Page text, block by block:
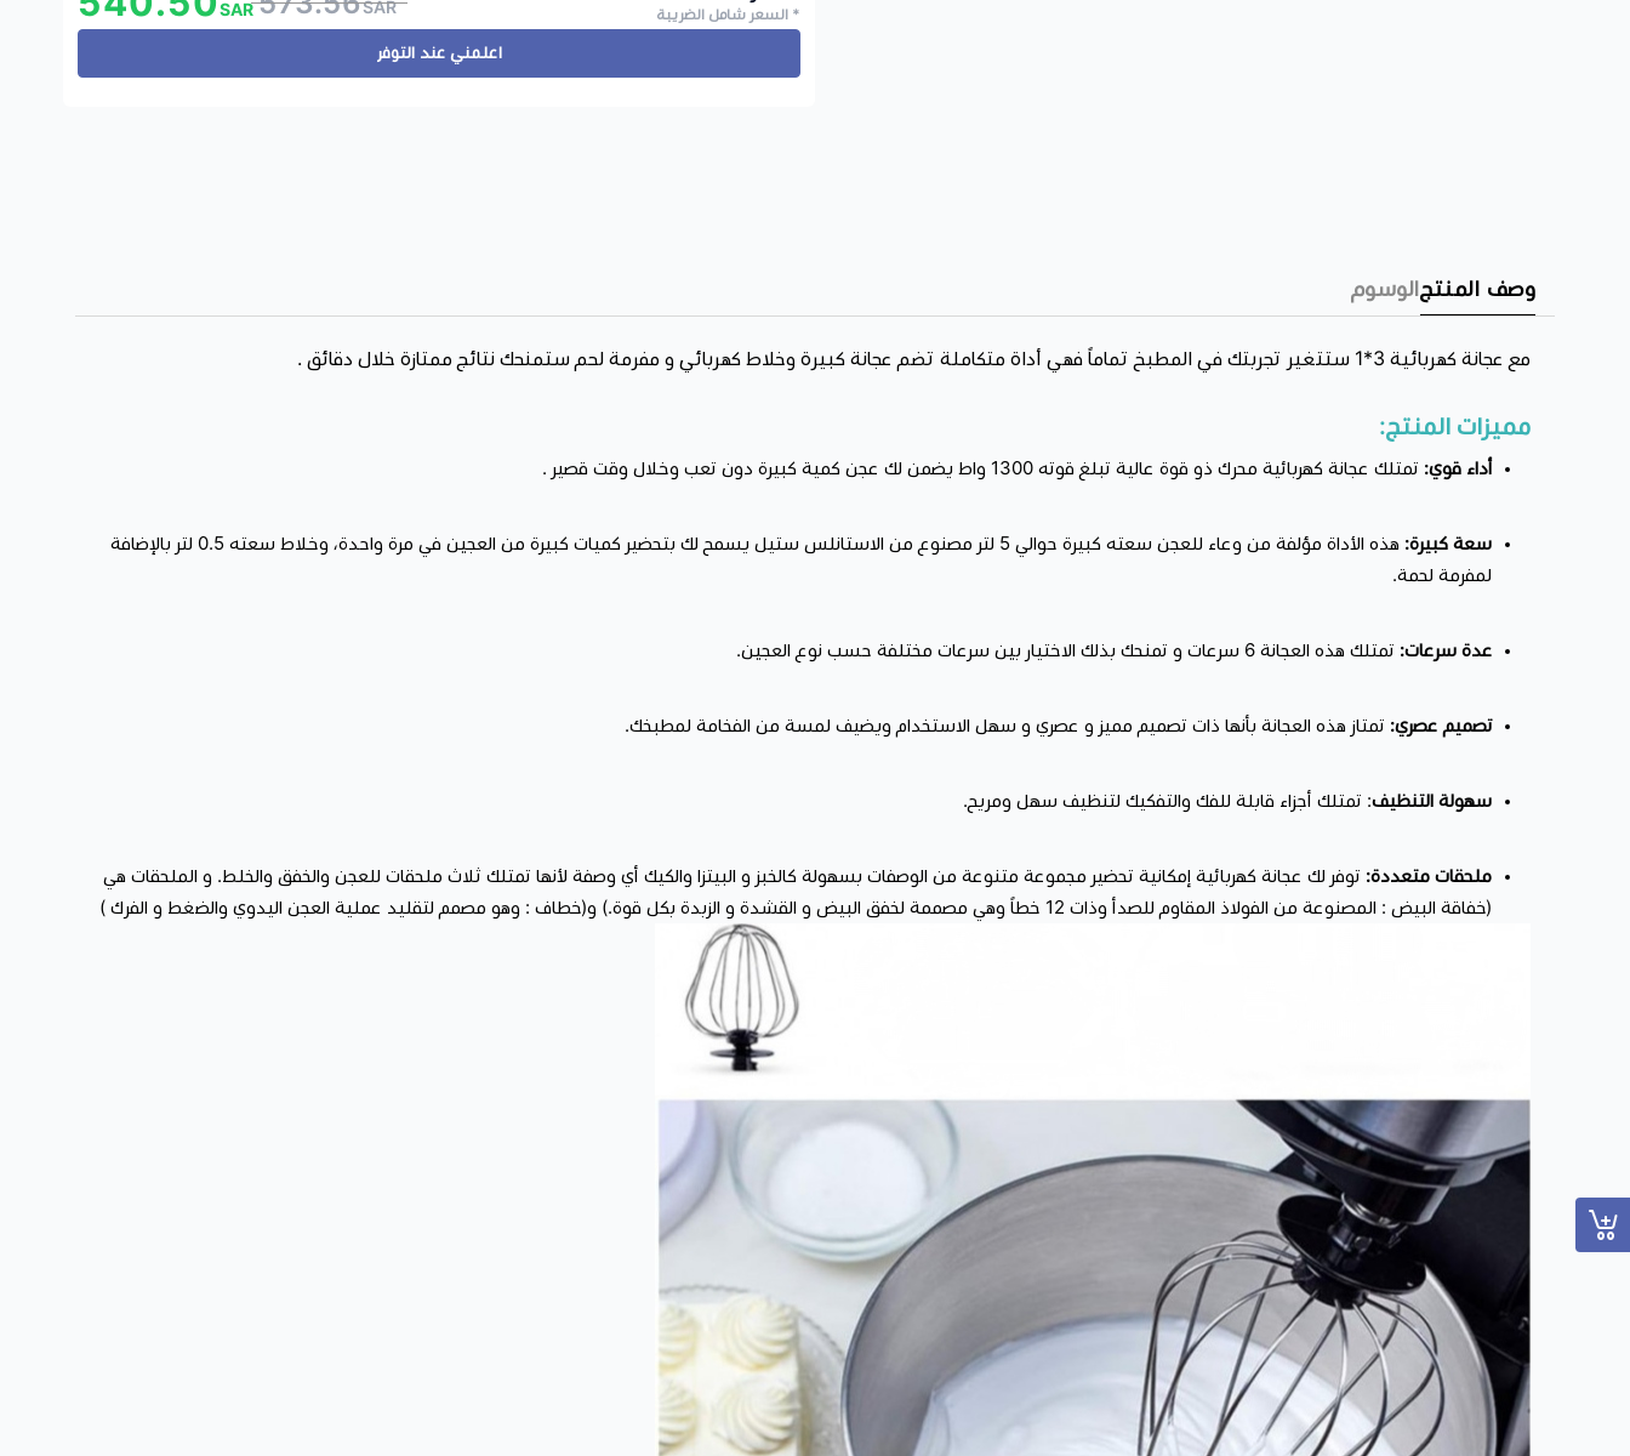
ملحقات متعددة:توفر لك عجانة كهربائية إمكانية تحضير مجموعة متنوعة من الوصفات بسهولة
كالخبز و البيتزا والكيك أي وصفة لأنها تمتلك ثلاث ملحقات للعجن والخفق والخلط. و الملحقات هي
أهم النقاط البارزة :
سعة الخلاط : 1.5 لتر
الضمان ضمان الوكيل سنتين
المقبس ثلاثي
لا تفوت الفرصة بالحصول على عجانة كهربائية من متجر
قلاية هوائية
* السعر شامل الضريبة SAR
SAR
اعلمني عند التوفر
وصف المنتجالوسوم
مع عجانة كهربائية 3*1 ستتغير تجربتك في المطبخ تماماً فهي أداة متكاملة تضم عجانة كبيرة وخلاط كهربائي و مفرمة لحم ستمنحك نتائج ممتازة خلال دقائق .
مميزات المنتج:
أداء قوي: تمتلك عجانة كهربائية محرك ذو قوة عالية تبلغ قوته 1300 واط يضمن لك عجن كمية كبيرة دون تعب وخلال وقت قصير .
سعة كبيرة:
هذه الأداة مؤلفة من وعاء للعجن سعته كبيرة حوالي 5 لتر مصنوع من الاستانلس ستيل يسمح لك بتحضير كميات كبيرة من العجين في مرة واحدة، وخلاط سعته 0.5 لتر بالإضافة
لمفرمة لحمة.
عدة سرعات: تمتلك هذه العجانة 6 سرعات و تمنحك بذلك الاختيار بين سرعات مختلفة حسب نوع العجين.
تصميم عصري: تمتاز هذه العجانة بأنها ذات تصميم مميز و عصري و سهل الاستخدام ويضيف لمسة من الفخامة لمطبخك.
سهولة التنظيف: تمتلك أجزاء قابلة للفك والتفكيك لتنظيف سهل ومريح.
ملحقات متعددة: توفر لك عجانة كهربائية إمكانية تحضير مجموعة متنوعة من الوصفات بسهولة كالخبز و البيتزا والكيك أي وصفة لأنها تمتلك ثلاث ملحقات للعجن والخفق والخلط. و الملحقات هي
(خفاقة البيض : المصنوعة من الفولاذ المقاوم للصدأ وذات 12 خطاً وهي مصممة لخفق البيض و القشدة و الزبدة بكل قوة.) و(خطاف : وهو مصمم لتقليد عملية العجن اليدوي والضغط و الفرك )